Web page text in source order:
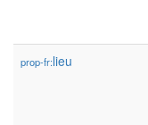
prop-fr:lieu